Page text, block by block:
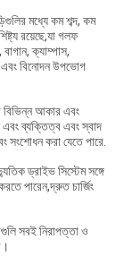
মধ্যে কম শব্দ, কম
রয়েছে,যা গলফ
ক্যাম্পাস,
এবং বিনোদন উপভোগ
বিভিন্ন আকার এবং
এবং ব্যক্তিত্ব এবং স্বাদ
সংশোধন করা যেতে পারে.
ড্রাইভ সিস্টেম সঙ্গে
পারেন,দ্রুত চার্জিং
সবই নিরাপত্তা ও